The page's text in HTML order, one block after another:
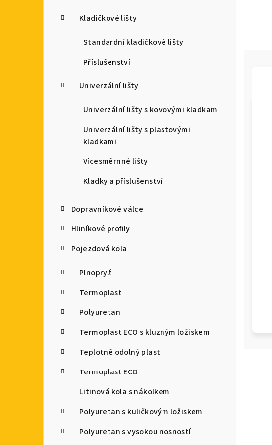
Kladičkové lišty
Standardní kladičkové lišty
Příslušenství
Univerzální lišty
Univerzální lišty s kovovými kladkami
Univerzální lišty s plastovými
kladkami
Vícesměrnné lišty
Kladky a příslušenství
Dopravníkové válce
Hliníkové profily
Pojezdová kola
Plnopryž
Termoplast
Polyuretan
Termoplast ECO s kluzným ložiskem
Teplotně odolný plast
Termoplast ECO
Litinová kola s nákolkem
Polyuretan s kuličkovým ložiskem
Polyuretan s vysokou nosností